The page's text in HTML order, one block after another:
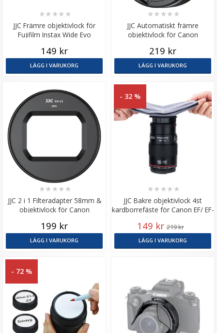
JJC Främre objektivlock för
Fujifilm Instax Wide Evo
★★ ★★ ★
149 kr
LÄGG I VARUKORG
JJC Automatiskt främre
objektivlock för Canon
★★ ★★ ★
219 kr
LÄGG I VARUKORG
JJC 2 i 1 Filteradapter 58mm &
objektivlock för Canon
★★ ★★ ★
199 kr
LÄGG I VARUKORG
- 32 %
JJC Bakre objektivlock 4st
kardborrefäste för Canon EF/ EF-
★★ ★★ ★
149 kr 219 kr
LÄGG I VARUKORG
- 72 %